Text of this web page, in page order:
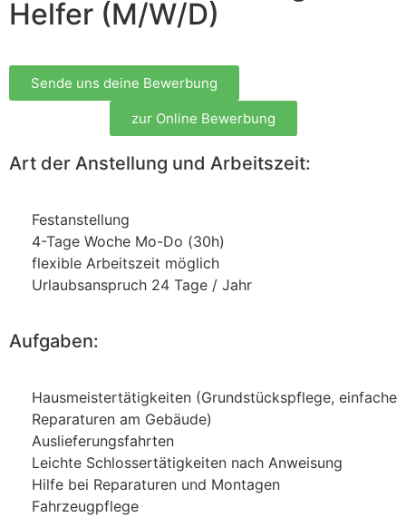
Helfer (M/W/D)
Sende uns deine Bewerbung
zur Online Bewerbung
Art der Anstellung und Arbeitszeit:
Festanstellung
4-Tage Woche Mo-Do (30h)
flexible Arbeitszeit möglich
Urlaubsanspruch 24 Tage / Jahr
Aufgaben:
Hausmeistertätigkeiten (Grundstückspflege, einfache
Reparaturen am Gebäude)
Auslieferungsfahrten
Leichte Schlossertätigkeiten nach Anweisung
Hilfe bei Reparaturen und Montagen
Fahrzeugpflege